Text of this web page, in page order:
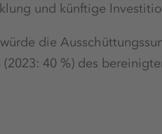
und künftige
die
40 %) des